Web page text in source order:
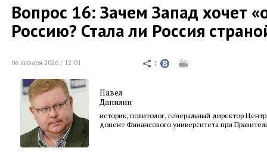
Вопрос 16: Зачем Запад хочет
Россию? Стала ли Россия
06 января 2026 / 12:01
Павел
Данилин
историк, политолог, генеральный директор
доцент Финансового университета при